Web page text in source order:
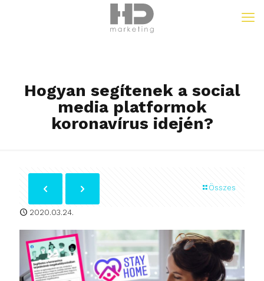
Hogyan segítenek a social
media platformok
koronavírus idején?
Összes
2020.03.24.